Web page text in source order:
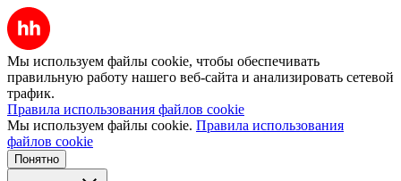
Мы используем файлы cookie, чтобы обеспечивать
правильную работу нашего веб-сайта и анализировать сетевой
трафик.
Правила использования файлов cookie
Мы используем файлы cookie. Правила использования
файлов cookie
Понятно